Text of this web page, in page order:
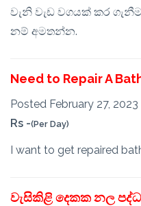
වැනි වැඩ වගයක් කර
නම් අමතන්න.
Need to Repair A
Posted February 27, 2023
Rs -(Per Day)
I want to get repaired
වැසිකිළි දෙකක නල